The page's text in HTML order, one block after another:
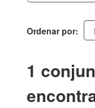
Ordenar por
1